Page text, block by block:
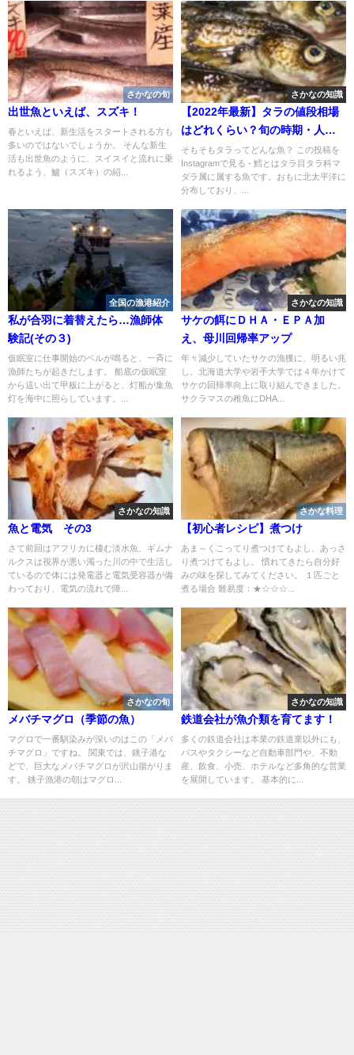
さかなの旬
出世魚といえば、スズキ！
春といえば、新生活をスタートされる方も
多いのではないでしょうか。 そんな新生
活も出世魚のように、スイスイと流れに乗
れるよう、鱸（スズキ）の紹...
さかなの知識
【2022年最新】タラの値段相場
はどれくらい？旬の時期・人気
の調理方法もご紹介
そもそもタラってどんな魚？ この投稿を
Instagramで見る - 鱈とはタラ目タラ科マ
ダラ属に属する魚です。おもに北太平洋に
分布しており、...
全国の漁港紹介
私が合羽に着替えたら…漁師体
験記(その３)
仮眠室に仕事開始のベルが鳴ると、一斉に
漁師たちが起きだします。 船底の仮眠室
から這い出て甲板に上がると、灯船が集魚
灯を海中に照らしています。...
さかなの知識
サケの餌にＤＨＡ・ＥＰＡ加
え、母川回帰率アップ
年々減少していたサケの漁獲に、明るい兆
し。北海道大学や岩手大学では４年かけて
サケの回帰率向上に取り組んできました。
サクラマスの稚魚にDHA...
さかなの知識
魚と電気 その3
さて前回はアフリカに棲む淡水魚、ギムナ
ルクスは視界が悪い濁った川の中で生活し
ているので体には発電器と電気受容器が備
わっており、電気の流れで障...
さかな料理
【初心者レシピ】煮つけ
あま～くこってり煮つけてもよし、あっさ
り煮つけてもよし。 慣れてきたら自分好
みの味を探してみてください。 １匹ごと
煮る場合 難易度：★☆☆☆...
さかなの旬
メバチマグロ（季節の魚）
マグロで一番馴染みが深いのはこの「メバ
チマグロ」ですね。 関東では、銚子港な
どで、巨大なメバチマグロが沢山揚がりま
す。 銚子漁港の朝はマグロ...
さかなの知識
鉄道会社が魚介類を育てます！
多くの鉄道会社は本業の鉄道業以外にも、
バスやタクシーなど自動車部門や、不動
産、飲食、小売、ホテルなど多角的な営業
を展開しています。 基本的に...